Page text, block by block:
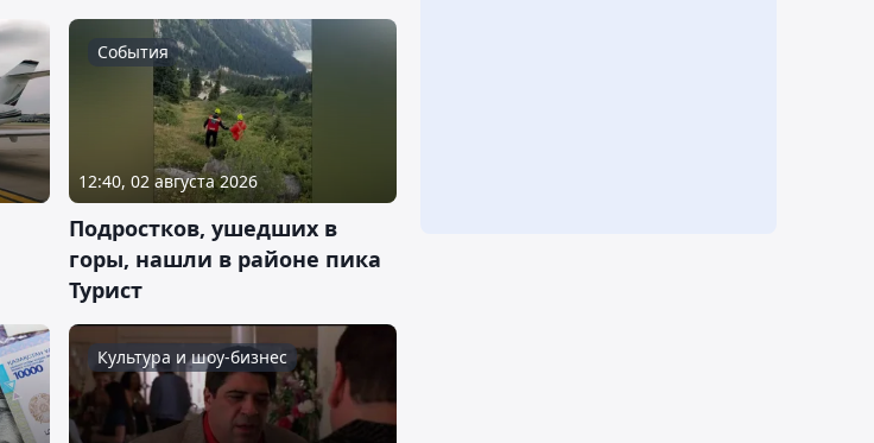
События
12:40, 02 августа 2026
Подростков, ушедших в
горы, нашли в районе пика
Турист
Культура и шоу-бизнес